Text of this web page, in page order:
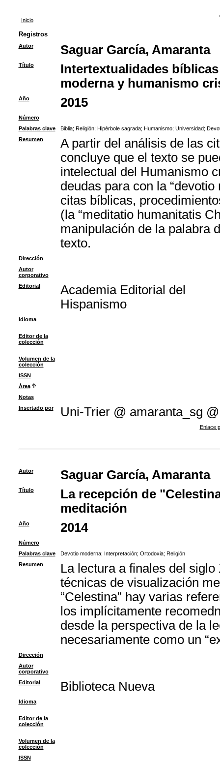
Inicio
Registros
Autor Saguar García, Amaranta
Título
Intertextualidades
moderna y humanismo
Año 2015
Número
Palabras clave
Biblia; Religión; Hipérbole sagrada; Humanismo; Universidad;
Resumen
A partir del análisis de las
concluye que el texto se
intelectual del Humanismo
deudas para con la
citas bíblicas,
(la “meditatio humanitatis
manipulación de la palabra
texto.
Dirección
Autor
corporativo
Editorial
Academia Editorial del
Hispanismo
Idioma
Editor de la
colección
Volumen de la
colección
ISSN
Área
Notas
Insertado por
Uni-Trier @ amaranta_sg
Enlace
Autor Saguar García, Amaranta
Título
La recepción de
meditación
Año 2014
Número
Palabras clave
Devotio moderna; Interpretación; Ortodoxia; Religión
Resumen
La lectura a finales del
técnicas de visualización
“Celestina” hay varias
los implícitamente
desde la perspectiva de la
necesariamente como un
Dirección
Autor
corporativo
Editorial
Biblioteca Nueva
Idioma
Editor de la
colección
Volumen de la
colección
ISSN